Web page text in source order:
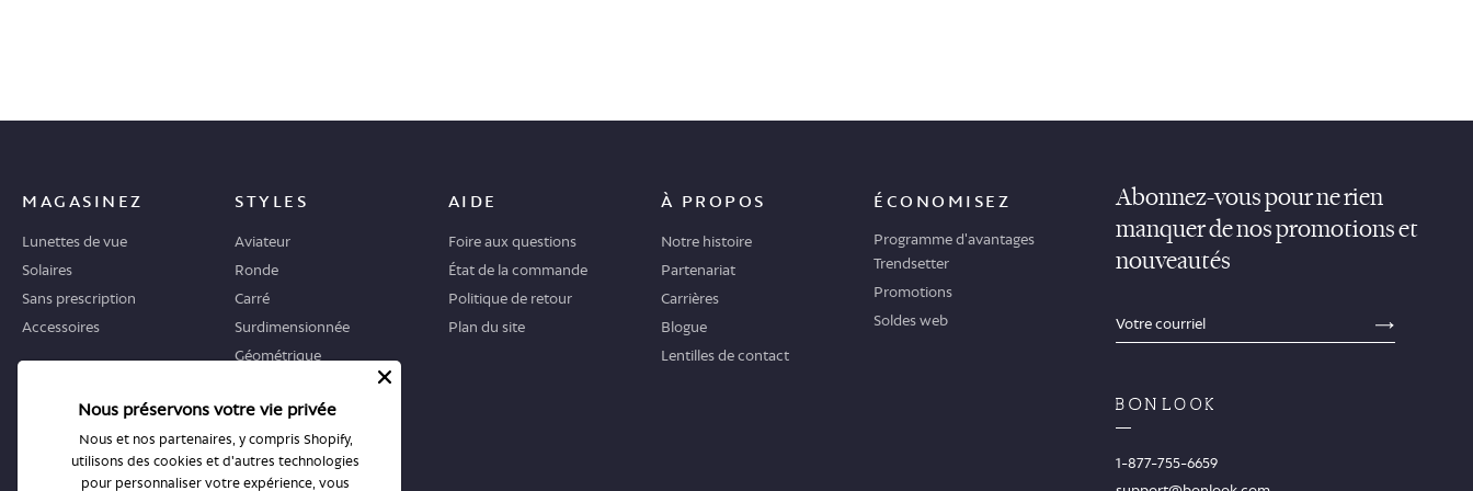
MAGASINEZ
Lunettes de vue
Solaires
Sans prescription
Accessoires
STYLES
Aviateur
Ronde
Carré
Surdimensionnée
Géométrique
AIDE
Foire aux questions
État de la commande
Politique de retour
Plan du site
À PROPOS
Notre histoire
Partenariat
Carrières
Blogue
Lentilles de contact
ÉCONOMISEZ
Programme d'avantages
Trendsetter
Promotions
Soldes web
OÙ COMMENCER BOUTIQUES
Toutes les boutiques
Abonnez-vous pour ne rien
manquer de nos promotions et
nouveautés
sections.footer.email_field_ada_label
1-877-755-6659
Nous préservons votre vie privée
Nous et nos partenaires, y compris Shopify,
utilisons des cookies et d'autres technologies
pour personnaliser votre expérience, vous